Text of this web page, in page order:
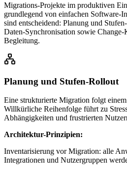
Migrations-Projekte im produktiven
grundlegend von einfachen Software-
sind entscheidend: Planung und
Daten-Synchronisation sowie
Begleitung.
Planung und Stufen-Rollout
Eine strukturierte Migration folgt
Willkürliche Reihenfolge führt zu
Abhängigkeiten und frustrierten
Architektur-Prinzipien:
Inventarisierung vor Migration: alle
Integrationen und Nutzergruppen